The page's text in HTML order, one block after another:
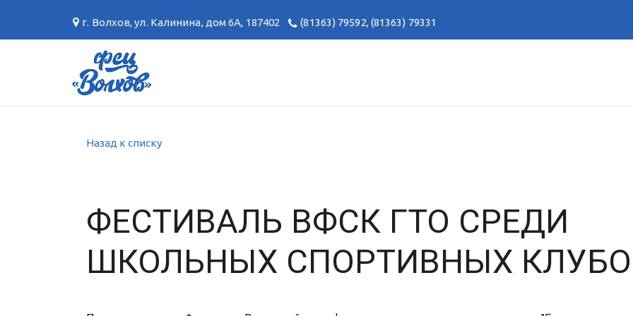
г. Волхов,ул. Калинина, дом 6А, 187402 (81363) 79592,(81363) 79331
Назад к списку
ФЕСТИВАЛЬ ВФСК ГТО СРЕДИ
ШКОЛЬНЫХ СПОРТИВНЫХ